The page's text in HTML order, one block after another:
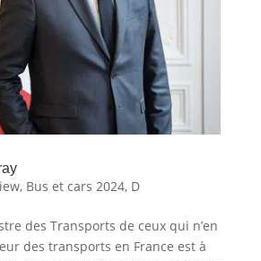
, Bus et cars 2024, D
des Transports de ceux qui n’en
des transports en France est à